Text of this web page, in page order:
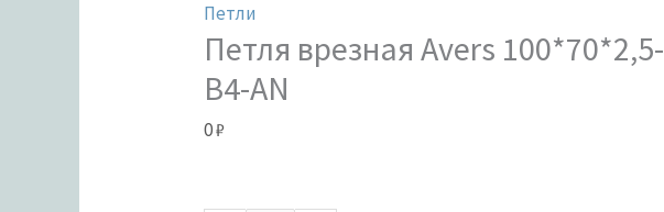
Петли
Петля врезная Avers 100*70*2,5-
B4-AN
0₽